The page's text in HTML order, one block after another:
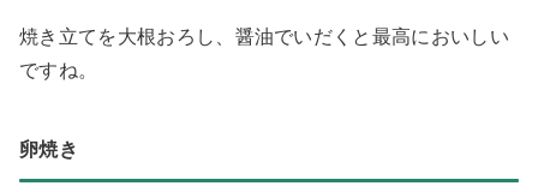
焼き立てを大根おろし、醤油でいだくと最高においしい
ですね。
卵焼き